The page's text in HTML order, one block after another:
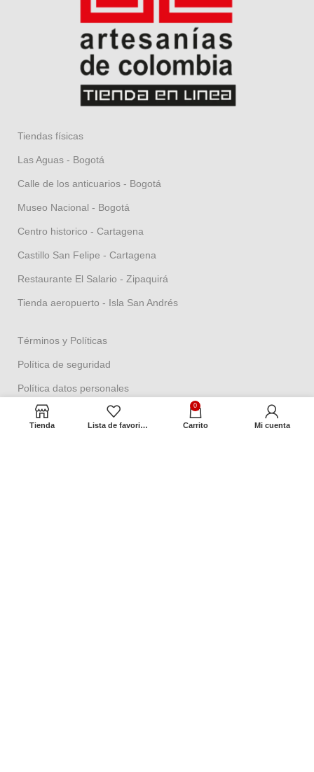
Tiendas físicas
Las Aguas - Bogotá
Calle de los anticuarios - Bogotá
Museo Nacional - Bogotá
Centro historico - Cartagena
Castillo San Felipe - Cartagena
Restaurante El Salario - Zipaquirá
Tienda aeropuerto - Isla San Andrés
Términos y Políticas
Política de seguridad
Política datos personales
Política Propiedad intelectual
Tienda Lista de favoritos
0
Carrito Mi cuenta